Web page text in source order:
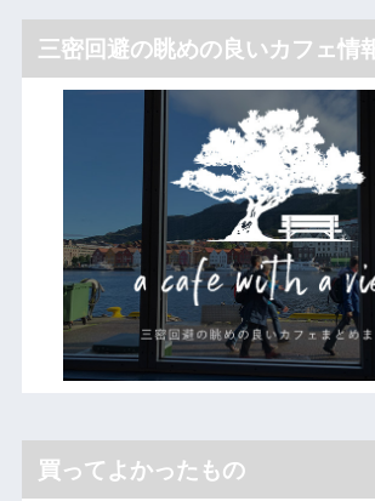
三密回避の眺めの良いカフェ情
買ってよかったもの